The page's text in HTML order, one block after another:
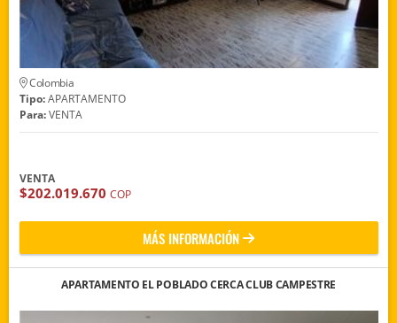
Colombia
Tipo:APARTAMENTO
Para:VENTA
VENTA
$202.019.670 COP
MÁS INFORMACIÓN
APARTAMENTO EL POBLADO CERCA CLUB CAMPESTRE